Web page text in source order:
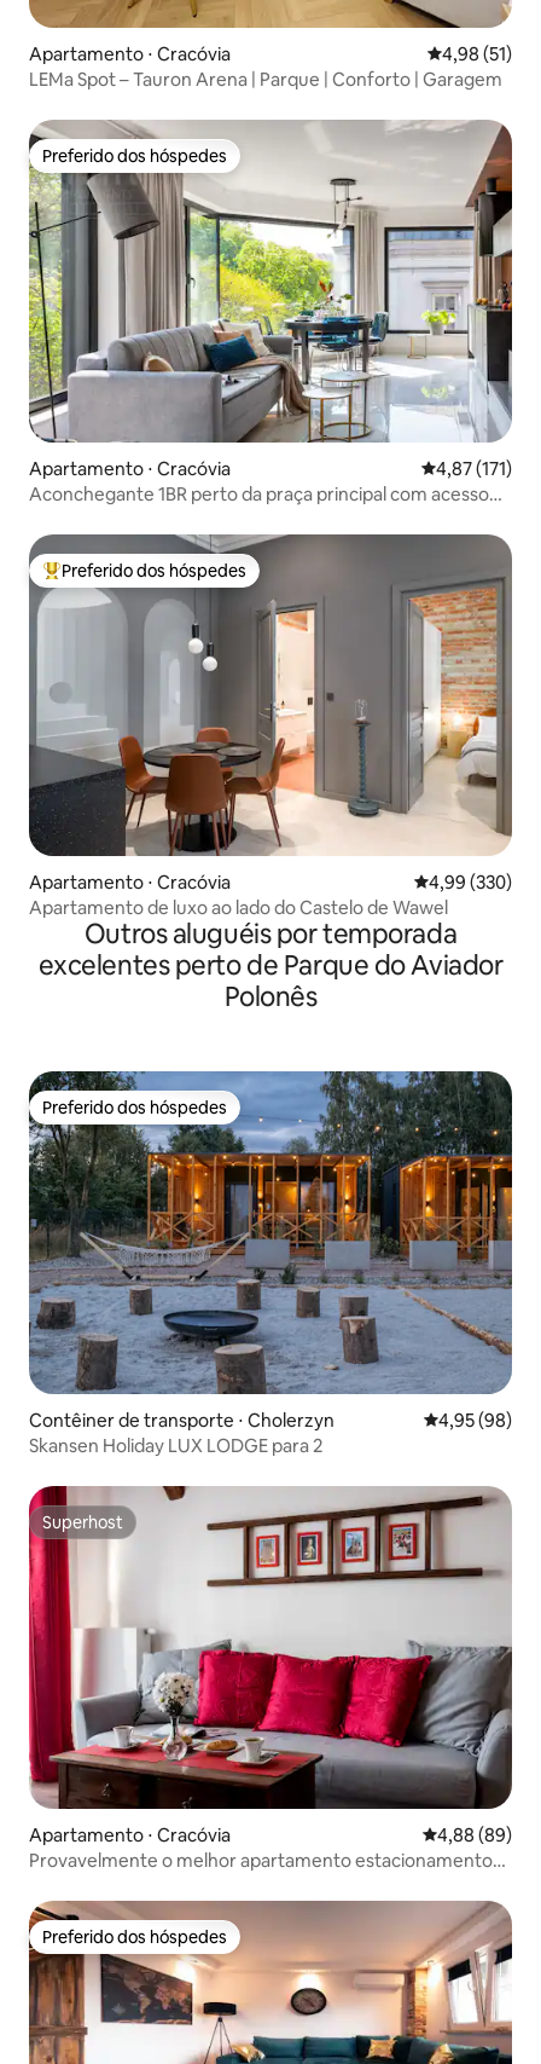
Apartamento ⋅ Cracóvia 4,98 de uma
4,98 (51)
LEMa Spot – Tauron Arena | Parque | Conforto | Garagem
Preferido dos hóspedes
Preferido dos hóspedes
Apartamento ⋅ Cracóvia 4,87 de uma
4,87 (171)
Aconchegante 1BR perto da praça principal com acesso
Entre os melhores preferidos dos hóspedes
Preferido dos hóspedes
Apartamento ⋅ Cracóvia 4,99 de uma
4,99 (330)
Apartamento de luxo ao lado do Castelo de Wawel
Outros aluguéis por temporada
excelentes perto de Parque do Aviador
Polonês
Preferido dos hóspedes
Preferido dos hóspedes
Contêiner de transporte ⋅ Cholerzyn 4,95 de uma
4,95 (98)
Skansen Holiday LUX LODGE para 2
Superhost
Superhost
Apartamento ⋅ Cracóvia 4,88 de uma
4,88 (89)
Provavelmente o melhor apartamento estacionamento
Preferido dos hóspedes
Preferido dos hóspedes